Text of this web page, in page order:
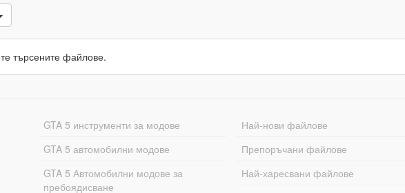
търсените файлове.
GTA 5 инструменти за модове
GTA 5 автомобилни модове
GTA 5 Автомобилни модове за
пребоядисване
Най-нови файлове
Препоръчани файлове
Най-харесвани файлове